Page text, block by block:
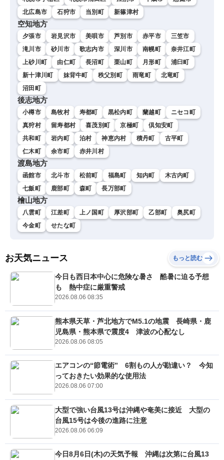
北広島市
石狩市 当別町 新篠津村
空知地方
夕張市 岩見沢市 美唄市 芦別市 赤平市
三笠市
滝川市
砂川市 歌志内市 深川市 南幌町
奈井江町
上砂川町
由仁町 長沼町 栗山町 月形町
浦臼町
新十津川町
妹背牛町 秩父別町 雨竜町
北竜町
沼田町
後志地方
小樽市 島牧村 寿都町 黒松内町 蘭越町
ニセコ町
真狩村
留寿都村 喜茂別町 京極町
倶知安町
共和町
岩内町 泊村 神恵内村 積丹町
古平町
仁木町
余市町 赤井川村
渡島地方
函館市 北斗市 松前町 福島町 知内町
木古内町
七飯町
鹿部町 森町 長万部町
檜山地方
八雲町 江差町 上ノ国町 厚沢部町 乙部町
奥尻町
今金町
せたな町
お天気ニュース もっと読む
今日も西日本中心に危険な暑さ 酷暑に迫る予想
も 熱中症に厳重警戒
2026.08.06 08:35
熊本県天草・芦北地方でM5.1の地震 長崎県・鹿
児島県・熊本県で震度4 津波の心配なし
2026.08.06 08:05
エアコンの“節電術” 6割もの人が勘違い？ 今知
っておきたい効果的な使用法
2026.08.06 07:00
大型で強い台風13号は沖縄や奄美に接近 大型の
台風15号は今後の進路に注意
2026.08.06 06:09
今日8月6日(木)の天気予報 沖縄は次第に台風13